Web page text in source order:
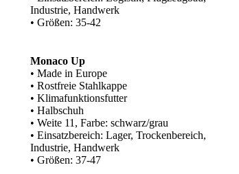
Industrie, Handwerk
• Größen: 35-42
Monaco Up
• Made in Europe
• Rostfreie Stahlkappe
• Klimafunktionsfutter
• Halbschuh
• Weite 11, Farbe: schwarz/grau
• Einsatzbereich: Lager, Trockenbereich,
Industrie, Handwerk
• Größen: 37-47